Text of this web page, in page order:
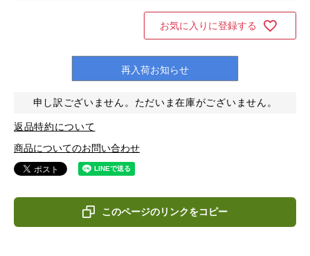
お気に入りに登録する
再入荷お知らせ
申し訳ございません。ただいま在庫がございません。
返品特約について
商品についてのお問い合わせ
このページのリンクをコピー